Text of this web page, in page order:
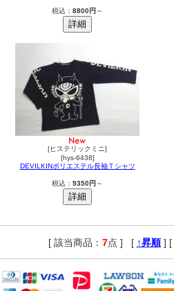
税込： 8800円 ～
[ヒステリックミニ]
[hys-6438]
DEVILKINポリエステル長袖Ｔシャツ
税込： 9350円 ～
[ 該当商品： 7点 ] [ ↑昇順 ] [